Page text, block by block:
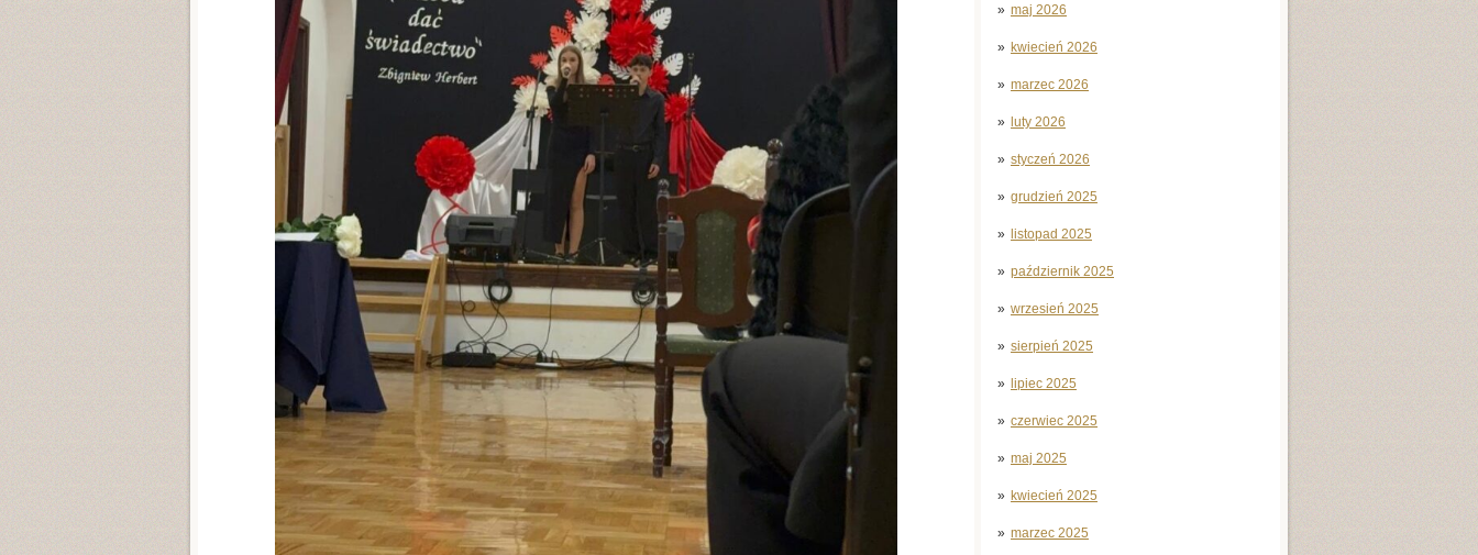
maj 2026
kwiecień 2026
marzec 2026
luty 2026
styczeń 2026
grudzień 2025
listopad 2025
październik 2025
wrzesień 2025
sierpień 2025
lipiec 2025
czerwiec 2025
maj 2025
kwiecień 2025
marzec 2025